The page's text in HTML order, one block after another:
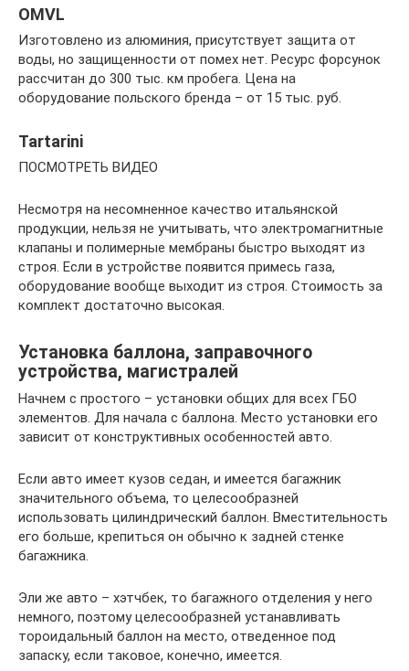
OMVL
Изготовлено из алюминия, присутствует защита от
воды, но защищенности от помех нет. Ресурс форсунок
рассчитан до 300 тыс. км пробега. Цена на
оборудование польского бренда – от 15 тыс. руб.
Tartarini
ПОСМОТРЕТЬ ВИДЕО
Несмотря на несомненное качество итальянской
продукции, нельзя не учитывать, что электромагнитные
клапаны и полимерные мембраны быстро выходят из
строя. Если в устройстве появится примесь газа,
оборудование вообще выходит из строя. Стоимость за
комплект достаточно высокая.
Установка баллона, заправочного
устройства, магистралей
Начнем с простого – установки общих для всех ГБО
элементов. Для начала с баллона. Место установки его
зависит от конструктивных особенностей авто.
Если авто имеет кузов седан, и имеется багажник
значительного объема, то целесообразней
использовать цилиндрический баллон. Вместительность
его больше, крепиться он обычно к задней стенке
багажника.
Эли же авто – хэтчбек, то багажного отделения у него
немного, поэтому целесообразней устанавливать
тороидальный баллон на место, отведенное под
запаску, если таковое, конечно, имеется.